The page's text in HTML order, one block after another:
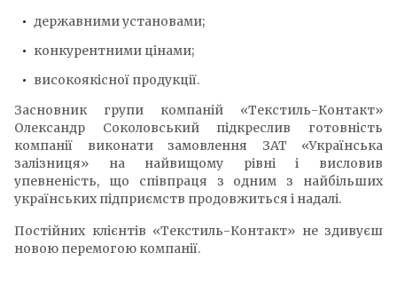
державними установами;
конкурентними цінами;
високоякісної продукції.
Засновник групи компаній «Текстиль-Контакт»
Олександр Соколовський підкреслив готовність
компанії виконати замовлення ЗАТ «Українська
залізниця» на найвищому рівні і висловив
упевненість, що співпраця з одним з найбільших
українських підприємств продовжиться і надалі.
Постійних клієнтів «Текстиль-Контакт» не здивуєш
новою перемогою компанії.